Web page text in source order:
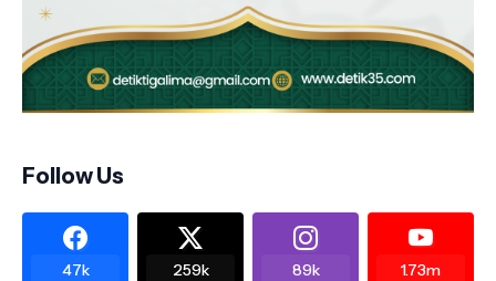
Follow Us
47k 259k 89k 1.73m